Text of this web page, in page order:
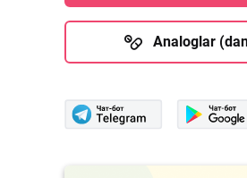
Analoglar